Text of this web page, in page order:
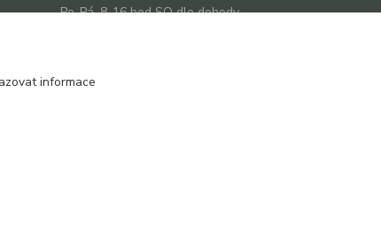
Po-Pá, 8-16 hod SO dle dohody
informace